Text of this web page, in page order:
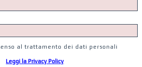
al trattamento dei dati personali
Leggi la Privacy Policy